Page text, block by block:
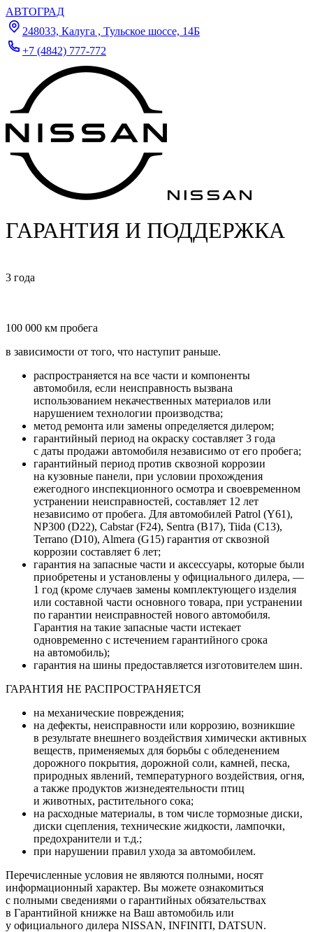
АВТОГРАД
248033, Калуга , Тульское шоссе, 14Б
+7 (4842) 777-772
ГАРАНТИЯ И ПОДДЕРЖКА
3 года
100 000 км пробега
в зависимости от того, что наступит раньше.
распространяется на все части и компоненты
автомобиля, если неисправность вызвана
использованием некачественных материалов или
нарушением технологии производства;
метод ремонта или замены определяется дилером;
гарантийный период на окраску составляет 3 года
с даты продажи автомобиля независимо от его пробега;
гарантийный период против сквозной коррозии
на кузовные панели, при условии прохождения
ежегодного инспекционного осмотра и своевременном
устранении неисправностей, составляет 12 лет
независимо от пробега. Для автомобилей Patrol (Y61),
NP300 (D22), Cabstar (F24), Sentra (B17), Tiida (C13),
Terrano (D10), Almera (G15) гарантия от сквозной
коррозии составляет 6 лет;
гарантия на запасные части и аксессуары, которые были
приобретены и установлены у официального дилера, —
1 год (кроме случаев замены комплектующего изделия
или составной части основного товара, при устранении
по гарантии неисправностей нового автомобиля.
Гарантия на такие запасные части истекает
одновременно с истечением гарантийного срока
на автомобиль);
гарантия на шины предоставляется изготовителем шин.
ГАРАНТИЯ НЕ РАСПРОСТРАНЯЕТСЯ
на механические повреждения;
на дефекты, неисправности или коррозию, возникшие
в результате внешнего воздействия химически активных
веществ, применяемых для борьбы с обледенением
дорожного покрытия, дорожной соли, камней, песка,
природных явлений, температурного воздействия, огня,
а также продуктов жизнедеятельности птиц
и животных, растительного сока;
на расходные материалы, в том числе тормозные диски,
диски сцепления, технические жидкости, лампочки,
предохранители и т.д.;
при нарушении правил ухода за автомобилем.
Перечисленные условия не являются полными, носят
информационный характер. Вы можете ознакомиться
с полными сведениями о гарантийных обязательствах
в Гарантийной книжке на Ваш автомобиль или
у официального дилера NISSAN, INFINITI, DATSUN.